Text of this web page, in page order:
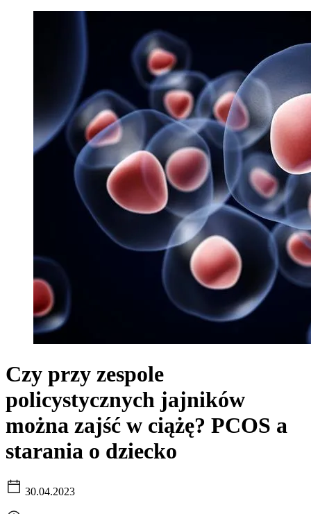
Czy przy zespole
policystycznych jajników
można zajść w ciążę? PCOS a
starania o dziecko
30.04.2023